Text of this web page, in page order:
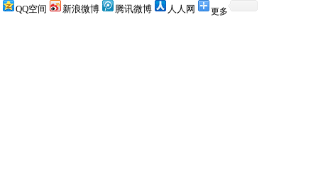
QQ空间 新浪微博 腾讯微博 人人网 更多